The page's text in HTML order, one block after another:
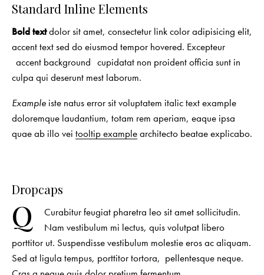
Standard Inline Elements
Bold textdolor sit amet, consectetur link coloradipisicing elit,
accent text sed do eiusmod tempor hovered. Excepteur
accent background cupidatat non proident officia sunt in
culpa qui deserunt mest laborum.
Example iste natus error sit voluptatem italic text example
doloremque laudantium, totam rem aperiam, eaque ipsa
quae ab illo vei tooltip examplearchitecto beatae explicabo.
Dropcaps
Q
Curabitur feugiat pharetra leo sit amet sollicitudin.
Nam vestibulum mi lectus, quis volutpat libero
porttitor ut. Suspendisse vestibulum molestie eros ac aliquam.
Sed at ligula tempus, porttitor tortora, pellentesque neque.